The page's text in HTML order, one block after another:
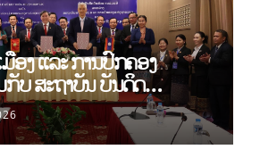
ອງ ແລະ ການປົກຄອງ
ບ ສະຖາບັນ ບັນດິດ
ຄົມ ຫວຽດນາມ ເຊັນບົດບັນທຶກ
ດ້ານວິທະຍາສາດ (2026-